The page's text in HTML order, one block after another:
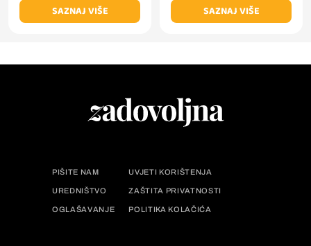
SAZNAJ VIŠE
SAZNAJ VIŠE
PIŠITE NAM UVJETI KORIŠTENJA
UREDNIŠTVO ZAŠTITA PRIVATNOSTI
OGLAŠAVANJE POLITIKA KOLAČIĆA